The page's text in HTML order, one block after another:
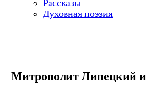
Рассказы
Духовная поэзия
Митрополит Липецкий и